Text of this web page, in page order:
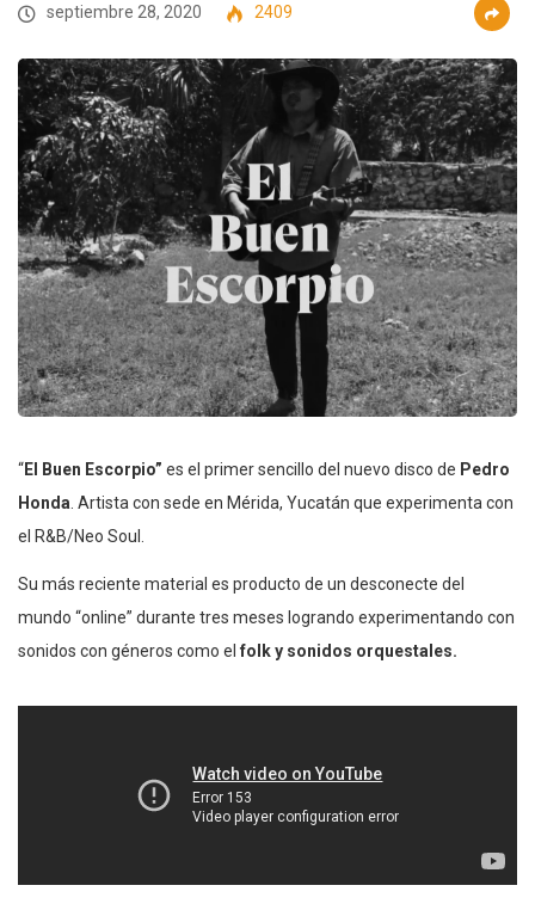
septiembre 28, 2020
2409
“El Buen Escorpio” es el primer sencillo del nuevo disco de Pedro
Honda . Artista con sede en Mérida, Yucatán que experimenta con
el R&B/Neo Soul.
Su más reciente material es producto de un desconecte del
mundo “online” durante tres meses logrando experimentando con
sonidos con géneros como el folk y sonidos orquestales.